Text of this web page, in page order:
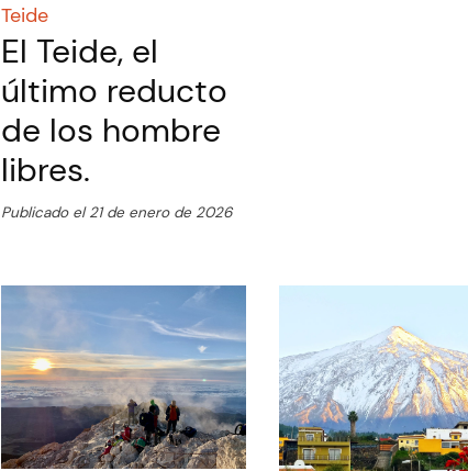
Teide
El Teide, el
último reducto
de los hombre
libres.
Publicado el 21 de enero de 2026